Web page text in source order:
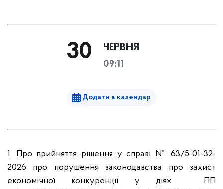
30 ЧЕРВНЯ
09:11
Додати в календар
1. Про прийняття рішення у справі № 63/5-01-32-
2026 про порушення законодавства про захист
економічної конкуренції у діях ПП